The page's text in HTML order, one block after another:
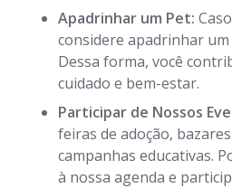
Apadrinhar um Pet:
considere apadrinhar
Dessa forma, você
cuidado e bem-estar.
Participar de Nossos
feiras de adoção,
campanhas educativas.
à nossa agenda e